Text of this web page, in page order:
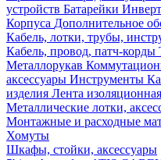
устройств Батарейки
Корпуса Дополнительное
Кабель, лотки, трубы,
Кабель, провод, патч-корды
Металлорукав
аксессуары Инструменты
изделия Лента изоляционная
Металлические лотки,
Монтажные и расходные
Хомуты
Шкафы, стойки, аксессуары